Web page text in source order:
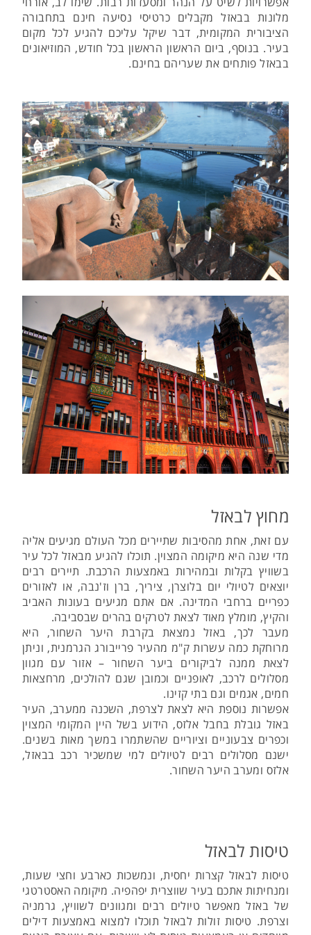
מלונות בבאזל מקבלים כרטיסי נסיעה חינם בתחבורה
הציבורית המקומית, דבר שיקל עליכם להגיע לכל מקום
בעיר. בנוסף, ביום הראשון הראשון בכל חודש, המוזיאונים
בבאזל פותחים את שעריהם בחינם.
מחוץ לבאזל
עם זאת, אחת מהסיבות שתיירים מכל העולם מגיעים אליה
מדי שנה היא מיקומה המצוין. תוכלו להגיע מבאזל לכל עיר
בשוויץ בקלות ובמהירות באמצעות הרכבת. תיירים רבים
יוצאים לטיולי יום בלוצרן, ציריך, ברן וז'נבה, או לאזורים
כפריים ברחבי המדינה. אם אתם מגיעים בעונות האביב
והקיץ, מומלץ מאוד לצאת לטרקים בהרים שבסביבה.
מעבר לכך, באזל נמצאת בקרבת היער השחור, היא
מרוחקת כמה עשרות ק"מ מהעיר פרייבורג הגרמנית, וניתן
לצאת ממנה לביקורים ביער השחור – אזור עם מגוון
מסלולים לרכב, לאופניים וכמובן שגם להולכים, מרחצאות
חמים, אגמים וגם בתי קזינו.
אפשרות נוספת היא לצאת לצרפת, השכנה ממערב, העיר
באזל גובלת בחבל אלזס, הידוע בשל היין המקומי המצוין
וכפרים צבעוניים וציוריים שהשתמרו במשך מאות בשנים.
ישנם מסלולים רבים לטיולים למי שמשכיר רכב בבאזל,
אלזס ומערב היער השחור.
טיסות לבאזל
טיסות לבאזל קצרות יחסית, ונמשכות כארבע וחצי שעות,
ומנחיתות אתכם בעיר שווצרית יפהפיה. מיקומה האסטרטגי
של באזל מאפשר טיולים רבים ומגוונים לשוויץ, גרמניה
וצרפת. טיסות זולות לבאזל תוכלו למצוא באמצעות דילים